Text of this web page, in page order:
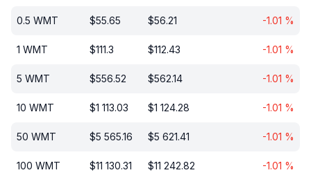
0.5 WMT $55.65 $56.21 -1.01 %
1 WMT $111.3 $112.43 -1.01 %
5 WMT $556.52 $562.14 -1.01 %
10 WMT $1 113.03 $1 124.28 -1.01 %
50 WMT $5 565.16 $5 621.41 -1.01 %
100 WMT $11 130.31 $11 242.82 -1.01 %